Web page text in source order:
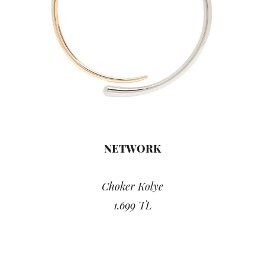
NETWORK
Choker Kolye
1.699 TL